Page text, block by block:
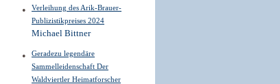
Verleihung des Arik-Brauer-
Publizistikpreises 2024
Michael Bittner
Geradezu legendäre
Sammelleidenschaft Der
Waldviertler Heimatforscher